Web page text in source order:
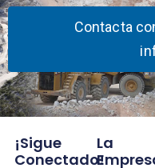
Contacta
La
¡Sigue
Conectado!